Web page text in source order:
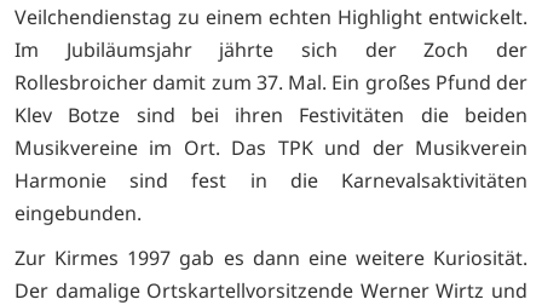
Veilchendienstag zu einem echten Highlight entwickelt.
Im Jubiläumsjahr jährte sich der Zoch der
Rollesbroicher damit zum 37. Mal. Ein großes Pfund der
Klev Botze sind bei ihren Festivitäten die beiden
Musikvereine im Ort. Das TPK und der Musikverein
Harmonie sind fest in die Karnevalsaktivitäten
eingebunden.
Zur Kirmes 1997 gab es dann eine weitere Kuriosität.
Der damalige Ortskartellvorsitzende Werner Wirtz und